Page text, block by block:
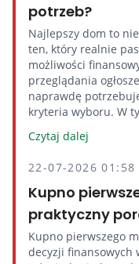
potrzeb?
Najlepszy dom to
ten, który realnie
możliwości
przeglądania
naprawdę
kryteria wyboru. W
Czytaj dalej
22-07-2026 01:58
Kupno
praktyczny
Kupno pierwszego
decyzji finansowych